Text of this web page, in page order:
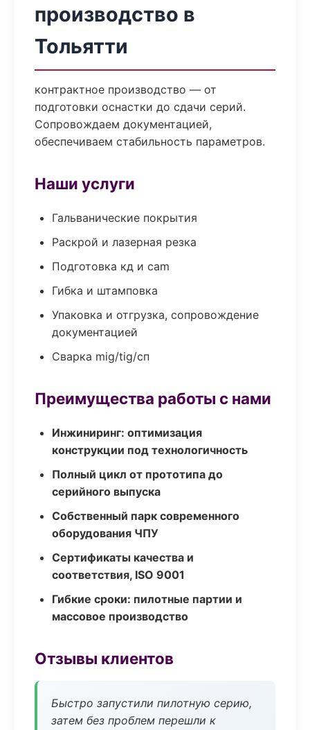
производство в
Тольятти
контрактное производство — от
подготовки оснастки до сдачи серий.
Сопровождаем документацией,
обеспечиваем стабильность параметров.
Наши услуги
Гальванические покрытия
Раскрой и лазерная резка
Подготовка кд и cam
Гибка и штамповка
Упаковка и отгрузка, сопровождение
документацией
Сварка mig/tig/сп
Преимущества работы с нами
Инжиниринг: оптимизация
конструкции под технологичность
Полный цикл от прототипа до
серийного выпуска
Собственный парк современного
оборудования ЧПУ
Сертификаты качества и
соответствия, ISO 9001
Гибкие сроки: пилотные партии и
массовое производство
Отзывы клиентов
Быстро запустили пилотную серию,
затем без проблем перешли к